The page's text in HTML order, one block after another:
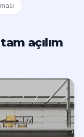
açılım